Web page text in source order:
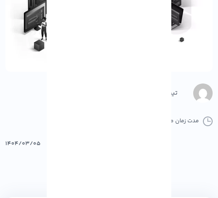
تیم محتوا
مدت زمان مطالعه :
۱۴۰۴/۰۳/۰۵